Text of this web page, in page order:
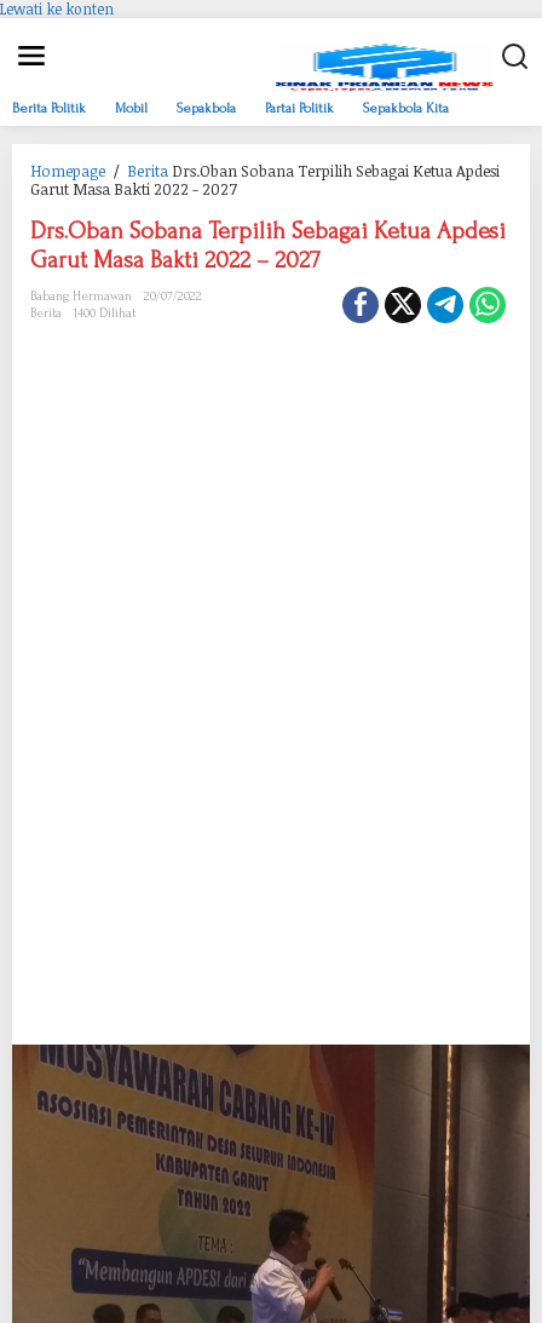
Lewati ke konten
Berita Politik Mobil Sepakbola Partai Politik Sepakbola Kita
Homepage / Berita Drs.Oban Sobana Terpilih Sebagai Ketua Apdesi
Garut Masa Bakti 2022 - 2027
Drs.Oban Sobana Terpilih Sebagai Ketua Apdesi
Garut Masa Bakti 2022 – 2027
Babang Hermawan
20/07/2022
Berita
1400 Dilihat